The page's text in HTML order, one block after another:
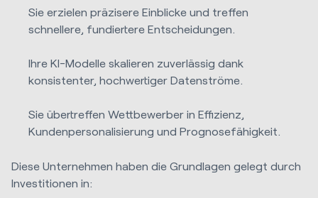
Sie erzielen präzisere Einblicke und treffen
schnellere, fundiertere Entscheidungen.
Ihre KI-Modelle skalieren zuverlässig dank
konsistenter, hochwertiger Datenströme.
Sie übertreffen Wettbewerber in Effizienz,
Kundenpersonalisierung und Prognosefähigkeit.
Diese Unternehmen haben die Grundlagen gelegt durch
Investitionen in: